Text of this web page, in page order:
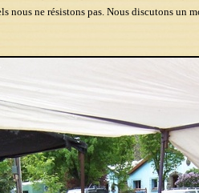
nous ne résistons pas. Nous discutons un